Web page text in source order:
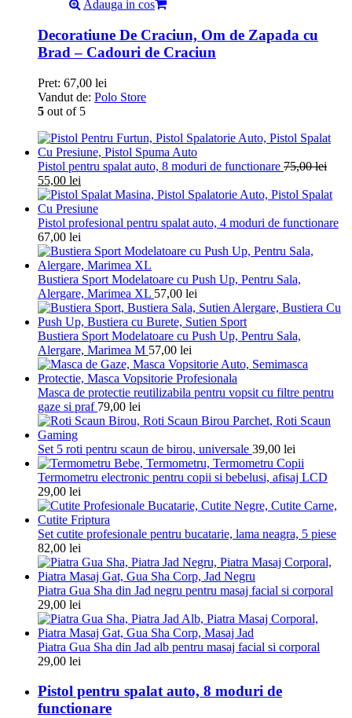
Adauga in cos
Decoratiune De Craciun, Om de Zapada cu
Brad – Cadouri de Craciun
Pret: 67,00 lei
Vandut de: Polo Store
5 out of 5
Pistol pentru spalat auto, 8 moduri de functionare 75,00lei
55,00 lei
Pistol profesional pentru spalat auto, 4 moduri de functionare
67,00 lei
Bustiera Sport Modelatoare cu Push Up, Pentru Sala,
Alergare, Marimea XL 57,00 lei
Bustiera Sport Modelatoare cu Push Up, Pentru Sala,
Alergare, Marimea M 57,00 lei
Masca de protectie reutilizabila pentru vopsit cu filtre pentru
gaze si praf 79,00 lei
Set 5 roti pentru scaun de birou, universale 39,00 lei
Termometru electronic pentru copii si bebelusi, afisaj LCD
29,00 lei
Set cutite profesionale pentru bucatarie, lama neagra, 5 piese
82,00 lei
Piatra Gua Sha din Jad negru pentru masaj facial si corporal
29,00 lei
Piatra Gua Sha din Jad alb pentru masaj facial si corporal
29,00 lei
Pistol pentru spalat auto, 8 moduri de
functionare